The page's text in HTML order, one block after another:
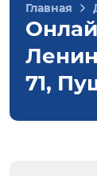
Главная
71,